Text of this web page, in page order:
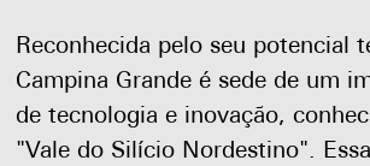
Reconhecida pelo seu potencial
Campina Grande é sede de um
de tecnologia e inovação,
"Vale do Silício Nordestino".